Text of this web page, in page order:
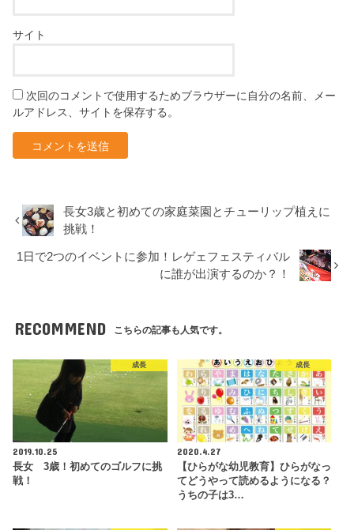
サイト
次回のコメントで使用するためブラウザーに自分の名前、メー
ルアドレス、サイトを保存する。
長女3歳と初めての家庭菜園とチューリップ植えに
挑戦！
1日で2つのイベントに参加！レゲェフェスティバル
に誰が出演するのか？！
RECOMMEND こちらの記事も人気です。
成長
2019.10.25
長女 3歳！初めてのゴルフに挑
戦！
成長
2020.4.27
【ひらがな幼児教育】ひらがなっ
てどうやって読めるようになる？
うちの子は3…